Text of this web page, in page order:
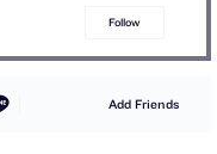
Follow
Add Friends